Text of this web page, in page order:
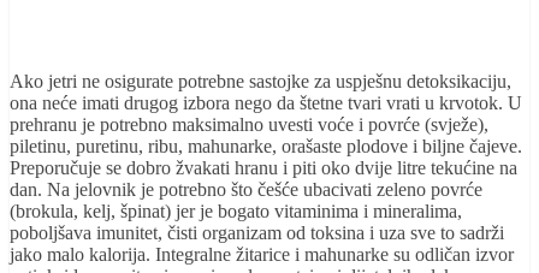
Ako jetri ne osigurate potrebne sastojke za uspješnu detoksikaciju,
ona neće imati drugog izbora nego da štetne tvari vrati u krvotok. U
prehranu je potrebno maksimalno uvesti voće i povrće (svježe),
piletinu, puretinu, ribu, mahunarke, orašaste plodove i biljne čajeve.
Preporučuje se dobro žvakati hranu i piti oko dvije litre tekućine na
dan. Na jelovnik je potrebno što češće ubacivati zeleno povrće
(brokula, kelj, špinat) jer je bogato vitaminima i mineralima,
poboljšava imunitet, čisti organizam od toksina i uza sve to sadrži
jako malo kalorija. Integralne žitarice i mahunarke su odličan izvor